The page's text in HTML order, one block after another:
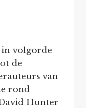
in volgorde
de
van
rond
Hunter